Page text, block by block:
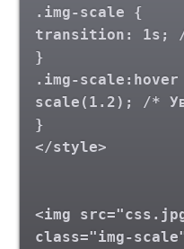
.img-scale {
transition: 1s; /
}
.img-
scale(1.2); /*
}
</style>
<img
class="img-